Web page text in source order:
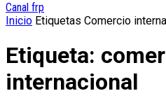
Canal frp
Inicio Etiquetas Comercio
Etiqueta:
internacional